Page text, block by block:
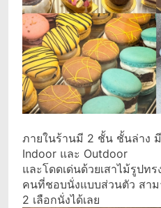
ภายในร้านมี 2 ชั้น ชั้นล่าง
Indoor และ Outdoor
และโดดเด่นด้วยเสาไม้รูปท
คนที่ชอบนั่งแบบส่วนตัว สา
2 เลือกนั่งได้เลย